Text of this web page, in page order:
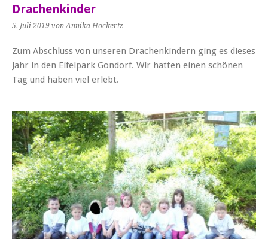
Drachenkinder
5. Juli 2019 von Annika Hockertz
Zum Abschluss von unseren Drachenkindern ging es dieses
Jahr in den Eifelpark Gondorf. Wir hatten einen schönen
Tag und haben viel erlebt.